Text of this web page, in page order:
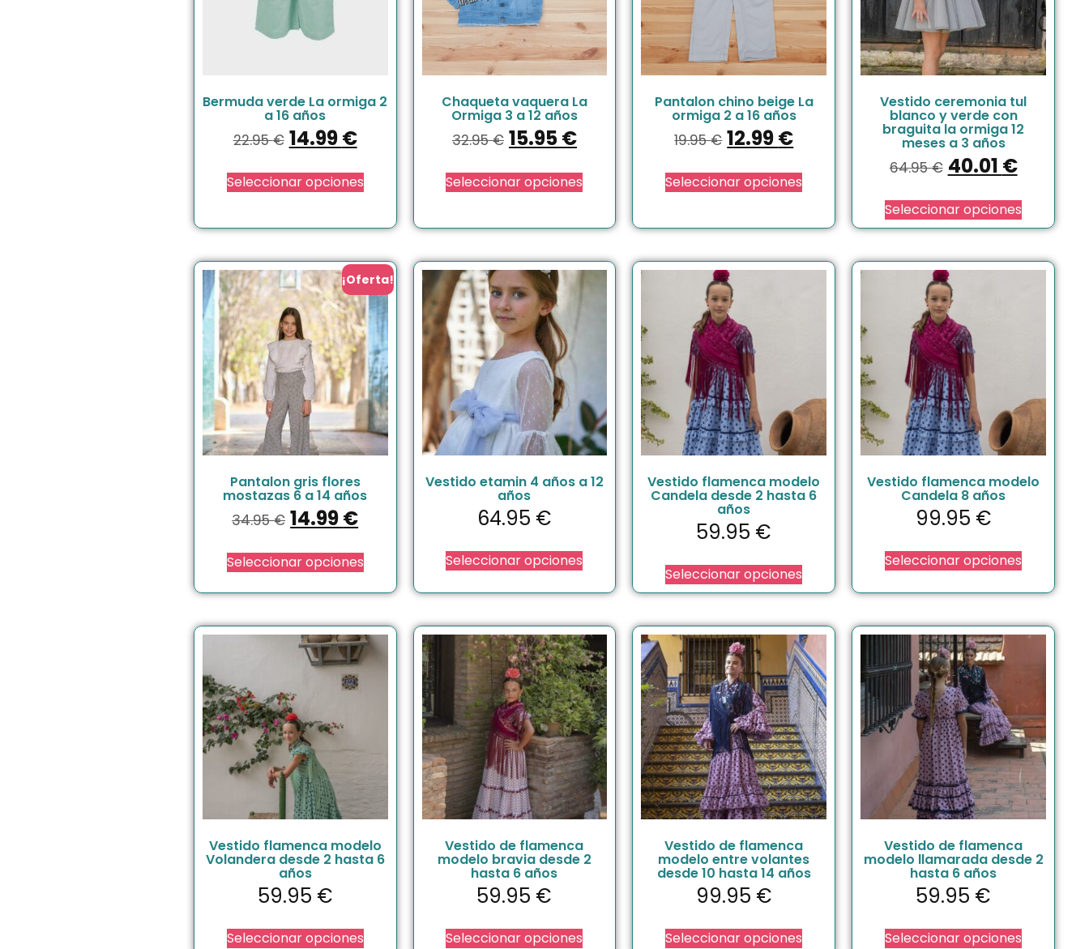
Bermuda verde La ormiga 2
a 16 años
22.95€ 14.99€
Seleccionar opciones
Chaqueta vaquera La
Ormiga 3 a 12 años
32.95€ 15.95€
Seleccionar opciones
Pantalon chino beige La
ormiga 2 a 16 años
19.95€ 12.99€
Seleccionar opciones
Vestido ceremonia tul
blanco y verde con
braguita la ormiga 12
meses a 3 años
64.95€ 40.01 €
Seleccionar opciones
¡Oferta!
Pantalon gris flores
mostazas 6 a 14 años
34.95€ 14.99€
Seleccionar opciones
Vestido etamin 4 años a 12
años
64.95 €
Seleccionar opciones
Vestido flamenca modelo
Candela desde 2 hasta 6
años
59.95 €
Seleccionar opciones
Vestido flamenca modelo
Candela 8 años
99.95 €
Seleccionar opciones
Vestido flamenca modelo
Volandera desde 2 hasta 6
años
59.95 €
Seleccionar opciones
Vestido de flamenca
modelo bravia desde 2
hasta 6 años
59.95 €
Seleccionar opciones
Vestido de flamenca
modelo entre volantes
desde 10 hasta 14 años
99.95 €
Seleccionar opciones
Vestido de flamenca
modelo llamarada desde 2
hasta 6 años
59.95 €
Seleccionar opciones